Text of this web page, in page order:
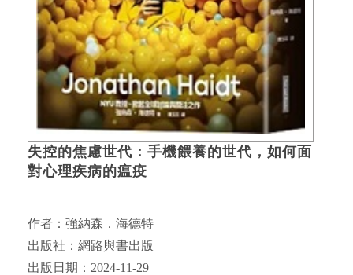
失控的焦慮世代：手機餵養的世代，如何面
對心理疾病的瘟疫
作者：強納森．海德特
出版社：網路與書出版
出版日期：2024-11-29